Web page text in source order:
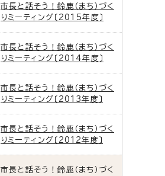
市長と話そう！鈴鹿（まち）づく
りミーティング〔2015年度〕
市長と話そう！鈴鹿（まち）づく
りミーティング〔2014年度〕
市長と話そう！鈴鹿（まち）づく
りミーティング〔2013年度〕
市長と話そう！鈴鹿（まち）づく
りミーティング〔2012年度〕
市長と話そう！鈴鹿（まち）づく